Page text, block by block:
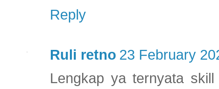
Reply
Ruli retno 23 February
Lengkap ya ternyata